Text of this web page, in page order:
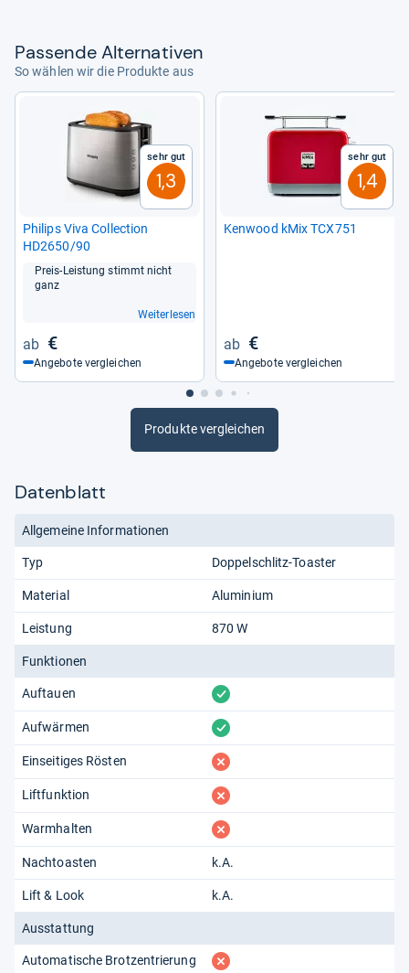
Pas­sende Alter­na­ti­ven
So wählen wir die Produkte aus
Sehr gut
1,3
Phi­lips Viva Col­lec­tion
HD2650/90
Preis-​Leis­tung stimmt nicht
ganz
Weiterlesen
€
Angebote vergleichen
Sehr gut
1,4
Ken­wood kMix TCX751
€
Angebote vergleichen
Produkte vergleichen
Datenblatt
Allgemeine Informationen
Typ Doppelschlitz-Toaster
Material Aluminium
Leistung 870 W
Funktionen
Auftauen vorhanden
Aufwärmen vorhanden
Einseitiges Rösten fehlt
Liftfunktion fehlt
Warmhalten fehlt
Nachtoasten k.A.
Lift & Look k.A.
Ausstattung
Automatische Brotzentrierung fehlt